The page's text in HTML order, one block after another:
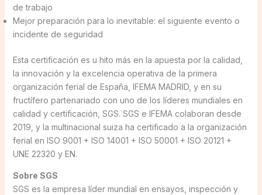
de trabajo
Mejor preparación para lo inevitable: el siguiente evento o
incidente de seguridad
Esta certificación es u hito más en la apuesta por la calidad,
la innovación y la excelencia operativa de la primera
organización ferial de España, IFEMA MADRID, y en su
fructífero partenariado con uno de los líderes mundiales en
calidad y certificación, SGS. SGS e IFEMA colaboran desde
2019, y la multinacional suiza ha certificado a la organización
ferial en ISO 9001 + ISO 14001 + ISO 50001 + ISO 20121 +
UNE 22320 y EN.
Sobre SGS
SGS es la empresa líder mundial en ensayos, inspección y